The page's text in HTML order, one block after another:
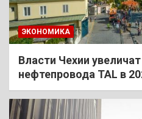
ЭКОНОМИКА
Власти Чехии
нефтепровода TAL в